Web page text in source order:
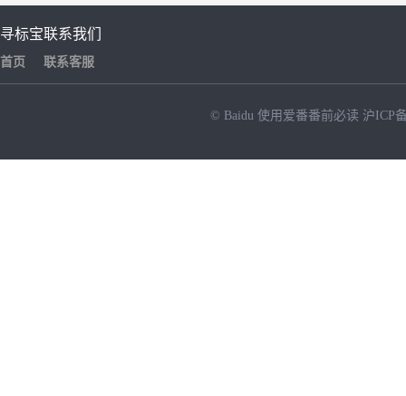
寻标宝
首页
联系我们
联系客服
© Baidu 使用爱番番前必读 沪ICP